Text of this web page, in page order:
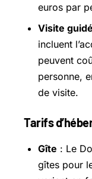
euros par
Visite
incluent
peuvent
personne,
de visite.
Tarifs
Gîte : Le
gîtes pour